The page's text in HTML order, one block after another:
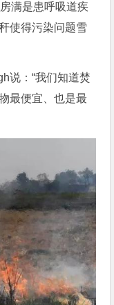
满是患呼吸道疾
使得污染问题雪
：“我们知道焚
最便宜、也是最